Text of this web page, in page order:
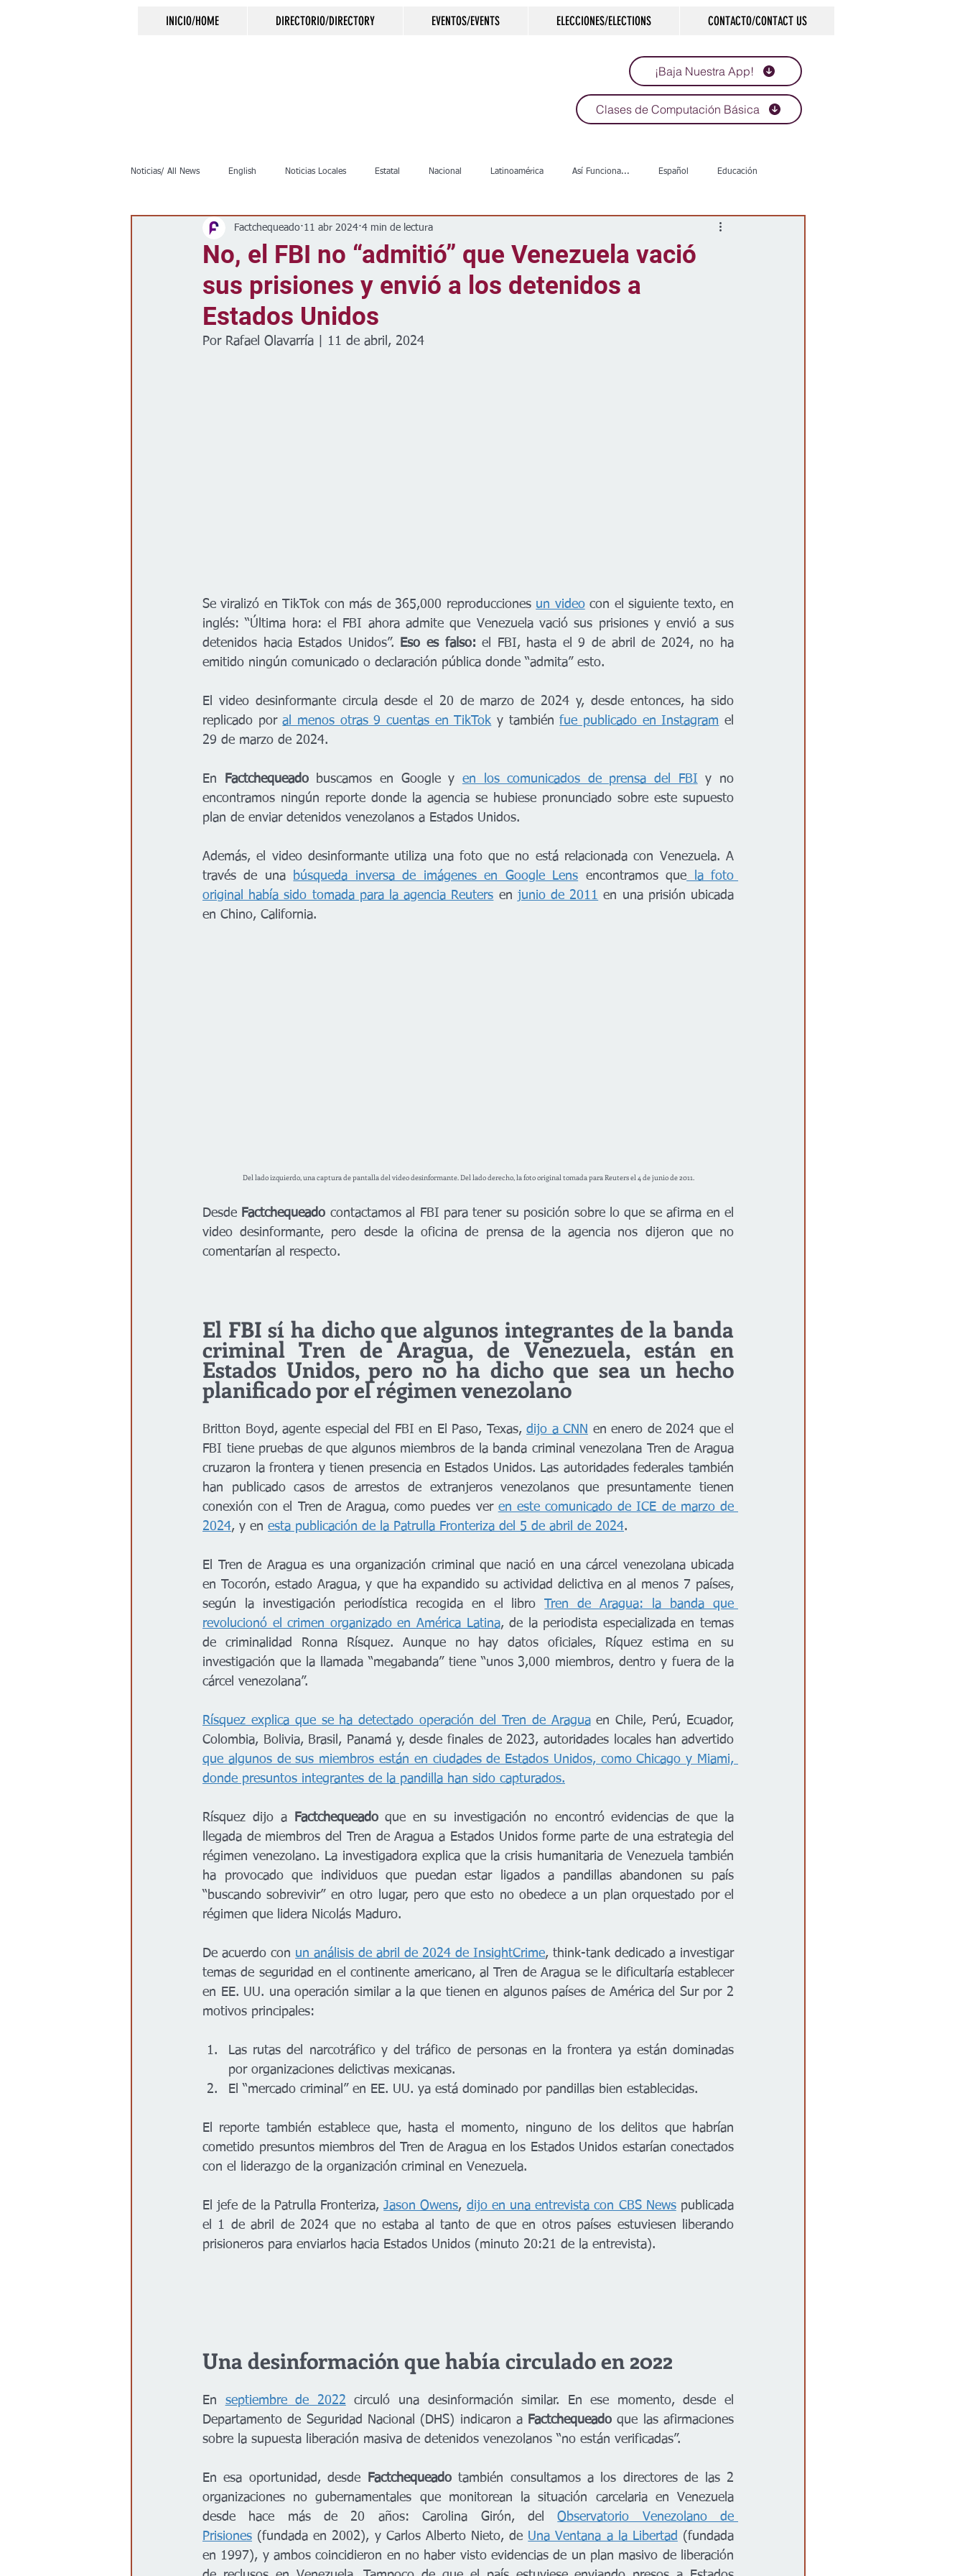
INICIO/HOME DIRECTORIO/DIRECTORY EVENTOS/EVENTS ELECCIONES/ELECTIONS CONTACTO/CONTACT US
¡Baja Nuestra App!
Clases de Computación Básica
Noticias/ All News English Noticias Locales Estatal Nacional Latinoamérica Así Funciona... Español Educación
Crimen Negocios Salud Arte & Cultura
Clima Vivienda Escuelas Calles Desamparados Carreteras Comunidad
Espectáculos
No, el FBI no “admitió” que Venezuela vació
sus prisiones y envió a los detenidos a
Estados Unidos
Factchequeado 11 abr 2024 4 min de lectura
Por Rafael Olavarría | 11 de abril, 2024
Se viralizó en TikTok con más de 365,000 reproducciones un video con el siguiente texto, en
inglés: “Última hora: el FBI ahora admite que Venezuela vació sus prisiones y envió a sus
detenidos hacia Estados Unidos”.
Eso es falso: el FBI, hasta el 9 de abril de 2024, no ha
emitido ningún comunicado o declaración pública donde “admita” esto.
El video desinformante circula desde el 20 de marzo de 2024 y, desde entonces, ha sido
replicado por al menos otras 9 cuentas en TikTok y también fue publicado en Instagram el
29 de marzo de 2024.
En Factchequeado buscamos en Google y en los comunicados de prensa del FBI y no
encontramos ningún reporte donde la agencia se hubiese pronunciado sobre este supuesto
plan de enviar detenidos venezolanos a Estados Unidos.
Además, el video desinformante utiliza una foto que no está relacionada con Venezuela. A
través de una búsqueda inversa de imágenes en Google Lens encontramos que la foto
original había sido tomada para la agencia Reuters en junio de 2011 en una prisión ubicada
en Chino, California.
Del lado izquierdo, una captura de pantalla del video desinformante. Del lado derecho, la foto original tomada para Reuters el 4 de junio de 2011.
Desde Factchequeado contactamos al FBI para tener su posición sobre lo que se afirma en el
video desinformante, pero desde la oficina de prensa de la agencia nos dijeron que no
comentarían al respecto.
El FBI sí ha dicho que algunos integrantes de la banda
criminal Tren de Aragua, de Venezuela, están en
Estados Unidos, pero no ha dicho que sea un hecho
planificado por el régimen venezolano
Britton Boyd, agente especial del FBI en El Paso, Texas, dijo a CNN en enero de 2024 que el
FBI tiene pruebas de que algunos miembros de la banda criminal venezolana Tren de Aragua
cruzaron la frontera y tienen presencia en Estados Unidos. Las autoridades federales también
han publicado casos de arrestos de extranjeros venezolanos que presuntamente tienen
conexión con el Tren de Aragua, como puedes ver en este comunicado de ICE de marzo de
2024, y en esta publicación de la Patrulla Fronteriza del 5 de abril de 2024.
El Tren de Aragua es una organización criminal que nació en una cárcel venezolana ubicada
en Tocorón, estado Aragua, y que ha expandido su actividad delictiva en al menos 7 países,
según la investigación periodística recogida en el libro
Tren de Aragua: la banda que
revolucionó el crimen organizado en América Latina, de la periodista especializada en temas
de criminalidad Ronna Rísquez. Aunque no hay datos oficiales, Ríquez estima en su
investigación que la llamada “megabanda” tiene “unos 3,000 miembros, dentro y fuera de la
cárcel venezolana”.
Rísquez explica que se ha detectado operación del Tren de Aragua en Chile, Perú, Ecuador,
que algunos de sus miembros están en ciudades de Estados Unidos, como Chicago y Miami,
donde presuntos integrantes de la pandilla han sido capturados.
Rísquez dijo a Factchequeado que en su investigación no encontró evidencias de que la
llegada de miembros del Tren de Aragua a Estados Unidos forme parte de una estrategia del
régimen venezolano. La investigadora explica que la crisis humanitaria de Venezuela también
ha provocado que individuos que puedan estar ligados a pandillas abandonen su país
“buscando sobrevivir” en otro lugar, pero que esto no obedece a un plan orquestado por el
régimen que lidera Nicolás Maduro.
De acuerdo con un análisis de abril de 2024 de InsightCrime, think-tank dedicado a investigar
temas de seguridad en el continente americano, al Tren de Aragua se le dificultaría establecer
en EE. UU. una operación similar a la que tienen en algunos países de América del Sur por 2
motivos principales:
Las rutas del narcotráfico y del tráfico de personas en la frontera ya están dominadas
por organizaciones delictivas mexicanas.
El “mercado criminal” en EE. UU. ya está dominado por pandillas bien establecidas.
El reporte también establece que, hasta el momento, ninguno de los delitos que habrían
cometido presuntos miembros del Tren de Aragua en los Estados Unidos estarían conectados
con el liderazgo de la organización criminal en Venezuela.
El jefe de la Patrulla Fronteriza, Jason Owens, dijo en una entrevista con CBS News publicada
el 1 de abril de 2024 que no estaba al tanto de que en otros países estuviesen liberando
prisioneros para enviarlos hacia Estados Unidos (minuto 20:21 de la entrevista).
Una desinformación que había circulado en 2022
En septiembre de 2022 circuló una desinformación similar. En ese momento, desde el
Departamento de Seguridad Nacional (DHS) indicaron a Factchequeado que las afirmaciones
sobre la supuesta liberación masiva de detenidos venezolanos “no están verificadas”.
En esa oportunidad, desde Factchequeado también consultamos a los directores de las 2
organizaciones no gubernamentales que monitorean la situación carcelaria en Venezuela
desde hace más de 20 años: Carolina Girón, del Observatorio Venezolano de
Prisiones (fundada en 2002), y Carlos Alberto Nieto, de Una Ventana a la Libertad (fundada
en 1997), y ambos coincidieron en no haber visto evidencias de un plan masivo de liberación